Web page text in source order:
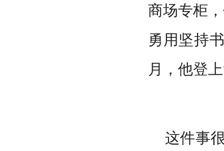
商场专柜
勇用坚持
月，他登
这件事